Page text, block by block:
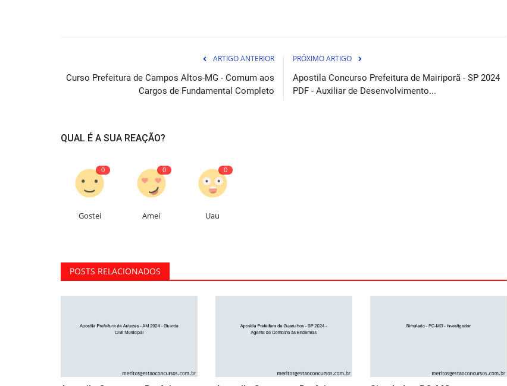
ARTIGO ANTERIOR
Curso Prefeitura de Campos Altos-MG - Comum aos
Cargos de Fundamental Completo
PRÓXIMO ARTIGO
Apostila Concurso Prefeitura de Mairiporã - SP 2024
PDF - Auxiliar de Desenvolvimento...
QUAL É A SUA REAÇÃO?
0
Gostei
0
Amei
0
Uau
POSTS RELACIONADOS
Adquira o Curso Prefeitura de Limeira - SP e garanta sua
Aproveite a oportunidade de se preparar para o próximo